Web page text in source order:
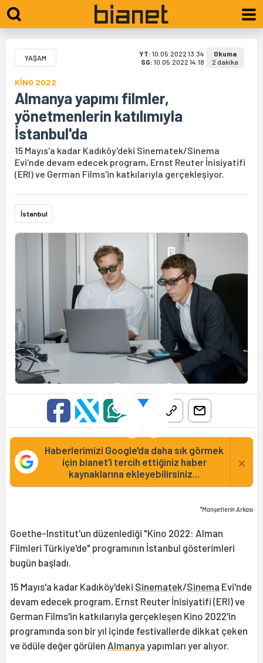
YAŞAM YT: 10.05.2022 13:34
SG: 10.05.2022 14:18
Okuma
2 dakika
KİNO 2022
Almanya yapımı filmler,
yönetmenlerin katılımıyla
İstanbul'da
15 Mayıs'a kadar Kadıköy'deki Sinematek/Sinema
Evi'nde devam edecek program, Ernst Reuter İnisiyatifi
(ERI) ve German Films'in katkılarıyla gerçekleşiyor.
İstanbul
Haberlerimizi Google'da daha sık görmek
için bianet'i tercih ettiğiniz haber
kaynaklarına ekleyebilirsiniz...
×
*Manşetlerin Arkası
Goethe-Institut'un düzenlediği "Kino 2022: Alman
Filmleri Türkiye'de" programının İstanbul gösterimleri
bugün başladı.
15 Mayıs'a kadar Kadıköy'deki Sinematek/Sinema Evi'nde
devam edecek program, Ernst Reuter İnisiyatifi (ERI) ve
German Films'in katkılarıyla gerçekleşen Kino 2022'in
programında son bir yıl içinde festivallerde dikkat çeken
ve ödüle değer görülen Almanya yapımları yer alıyor.